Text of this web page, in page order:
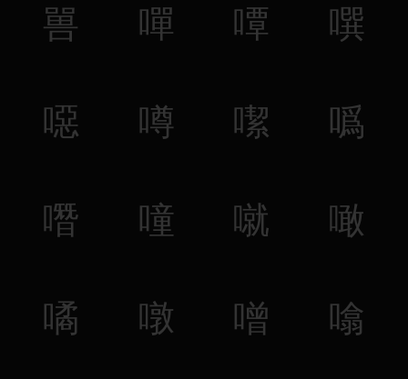
嘼 嘽 嘾 噀
噁 噂 噄 噅
噆 噇 噈 噉
噊 噋 噌 噏